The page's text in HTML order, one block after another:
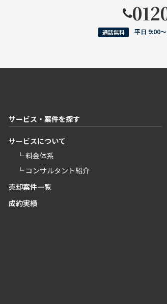
通話無料 平日 9:00
サービス・案件を探す
サービスについて
└ 料金体系
└ コンサルタント紹介
売却案件一覧
成約実績